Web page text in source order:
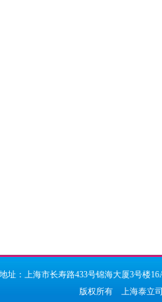
址：上海市长寿路433号锦海大厦3号楼
版权所有 上海泰立